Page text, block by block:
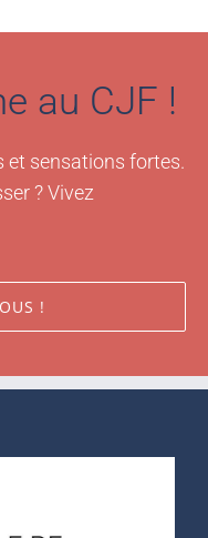
au CJF !
et sensations fortes.
? Vivez
!